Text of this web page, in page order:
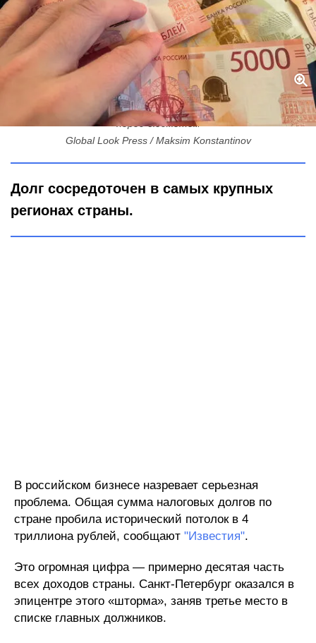
Налоговая яма: Почему Петербург оказался в лидерах по долгам
перед бюджетом
Global Look Press / Maksim Konstantinov
Долг сосредоточен в самых крупных
регионах страны.
В российском бизнесе назревает серьезная
проблема. Общая сумма налоговых долгов по
стране пробила исторический потолок в 4
триллиона рублей, сообщают "Известия".
Это огромная цифра — примерно десятая часть
всех доходов страны. Санкт-Петербург оказался в
эпицентре этого «шторма», заняв третье место в
списке главных должников.